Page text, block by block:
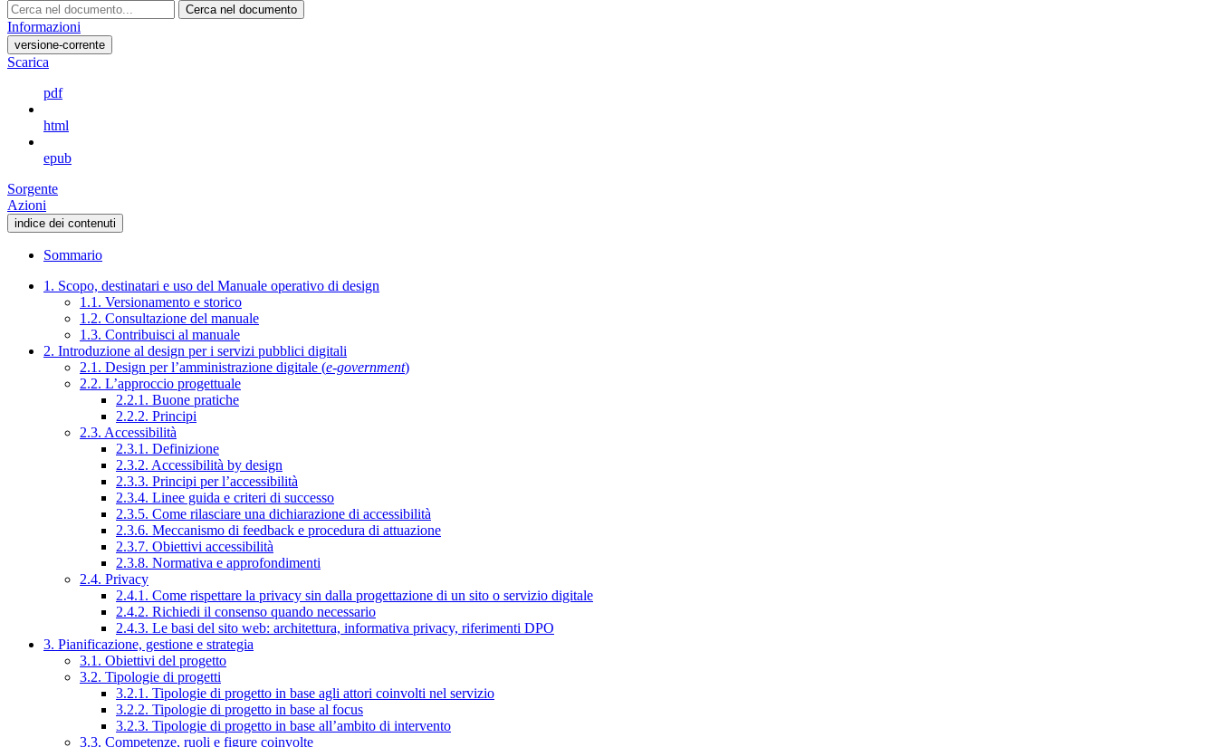
Cerca nel documento
Informazioni
versione-corrente
Scarica
pdf
html
epub
Sorgente
Azioni
indice dei contenuti
Sommario
1. Scopo, destinatari e uso del Manuale operativo di design
1.1. Versionamento e storico
1.2. Consultazione del manuale
1.3. Contribuisci al manuale
2. Introduzione al design per i servizi pubblici digitali
2.1. Design per l’amministrazione digitale (e-government)
2.2. L’approccio progettuale
2.2.1. Buone pratiche
2.2.2. Principi
2.3. Accessibilità
2.3.1. Definizione
2.3.2. Accessibilità by design
2.3.3. Principi per l’accessibilità
2.3.4. Linee guida e criteri di successo
2.3.5. Come rilasciare una dichiarazione di accessibilità
2.3.6. Meccanismo di feedback e procedura di attuazione
2.3.7. Obiettivi accessibilità
2.3.8. Normativa e approfondimenti
2.4. Privacy
2.4.1. Come rispettare la privacy sin dalla progettazione di un sito o servizio digitale
2.4.2. Richiedi il consenso quando necessario
2.4.3. Le basi del sito web: architettura, informativa privacy, riferimenti DPO
3. Pianificazione, gestione e strategia
3.1. Obiettivi del progetto
3.2. Tipologie di progetti
3.2.1. Tipologie di progetto in base agli attori coinvolti nel servizio
3.2.2. Tipologie di progetto in base al focus
3.2.3. Tipologie di progetto in base all’ambito di intervento
3.3. Competenze, ruoli e figure coinvolte